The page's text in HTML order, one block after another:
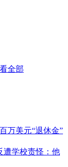
全部
万美元“退休金”
遭学校责怪：他